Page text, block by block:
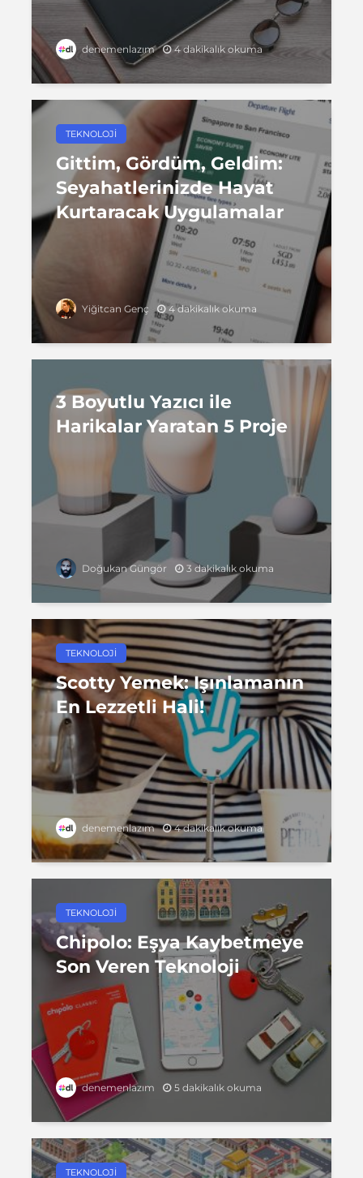
denemenlazım 4 dakikalık okuma
TEKNOLOJI
Gittim, Gördüm, Geldim:
Seyahatlerinizde Hayat
Kurtaracak Uygulamalar
Yiğitcan Genç 4 dakikalık okuma
3 Boyutlu Yazıcı ile
Harikalar Yaratan 5 Proje
Doğukan Güngör 3 dakikalık okuma
TEKNOLOJI
Scotty Yemek: Işınlamanın
En Lezzetli Hali!
denemenlazım 4 dakikalık okuma
TEKNOLOJI
Chipolo: Eşya Kaybetmeye
Son Veren Teknoloji
denemenlazım 5 dakikalık okuma
TEKNOLOJI